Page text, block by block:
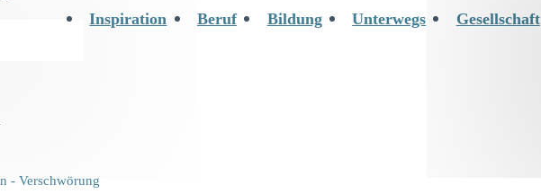
Inspiration Beruf Bildung Unterwegs Gesellschaft